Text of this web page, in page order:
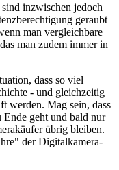
inzwischen jedoch
geraubt
man vergleichbare
man zudem immer in
dass so viel
- und gleichzeitig
werden. Mag sein, dass
Ende geht und bald nur
übrig bleiben.
der Digitalkamera-